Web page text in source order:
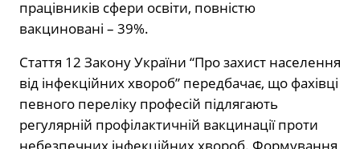
працівників сфери освіти, повністю
вакциновані – 39%.
Стаття 12 Закону України “Про захист населення
від інфекційних хвороб” передбачає, що фахівці
певного переліку професій підлягають
регулярній профілактичній вакцинації проти